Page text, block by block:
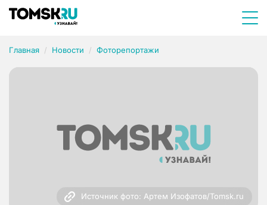
Главная Новости Фоторепортажи
Источник фото: Артем Изофатов/Tomsk.ru